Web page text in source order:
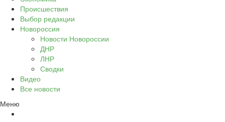
Происшествия
Выбор редакции
Новороссия
Новости Новороссии
ДНР
ЛНР
Сводки
Видео
Все новости
Меню